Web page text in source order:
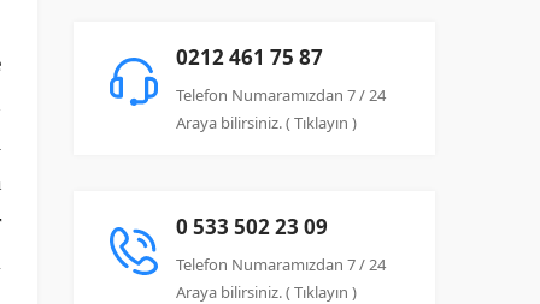
0212 461 75 87
Telefon Numaramızdan 7 / 24
Araya bilirsiniz. ( Tıklayın )
0 533 502 23 09
Telefon Numaramızdan 7 / 24
Araya bilirsiniz. ( Tıklayın )